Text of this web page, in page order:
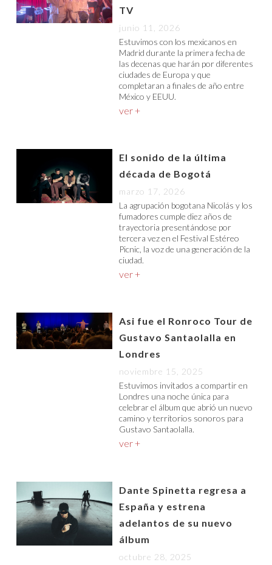
TV
junio 11, 2026
Estuvimos con los mexicanos en
Madrid durante la primera fecha de
las decenas que harán por diferentes
ciudades de Europa y que
completaran a finales de año entre
México y EEUU.
ver +
El sonido de la última
década de Bogotá
marzo 17, 2026
La agrupación bogotana Nicolás y los
fumadores cumple diez años de
trayectoria presentándose por
tercera vez en el Festival Estéreo
Picnic, la voz de una generación de la
ciudad.
ver +
Asi fue el Ronroco Tour de
Gustavo Santaolalla en
Londres
noviembre 15, 2025
Estuvimos invitados a compartir en
Londres una noche única para
celebrar el álbum que abrió un nuevo
camino y territorios sonoros para
Gustavo Santaolalla.
ver +
Dante Spinetta regresa a
España y estrena
adelantos de su nuevo
álbum
octubre 28, 2025